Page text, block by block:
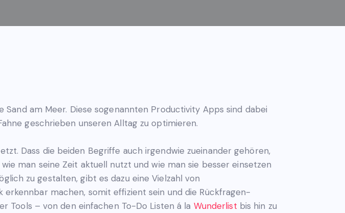
am Meer. Diese sogenannten Productivity Apps sind dabei
geschrieben unseren Alltag zu optimieren.
Dass die beiden Begriffe auch irgendwie zueinander gehören,
man seine Zeit aktuell nutzt und wie man sie besser einsetzen
zu gestalten, gibt es dazu eine Vielzahl von
machen, somit effizient sein und die Rückfragen-
Tools – von den einfachen To-Do Listen á la Wunderlist bis hin zu